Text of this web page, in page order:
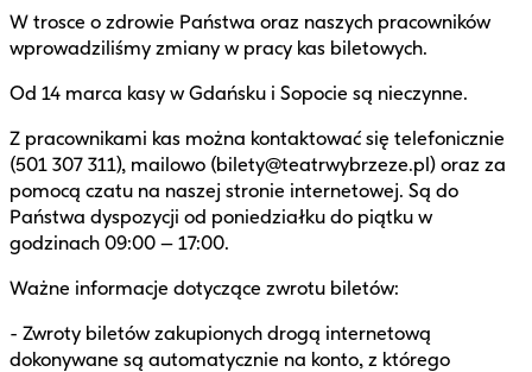
W trosce o zdrowie Państwa oraz naszych pracowników
wprowadziliśmy zmiany w pracy kas biletowych.
Od 14 marca kasy w Gdańsku i Sopocie są nieczynne.
Z pracownikami kas można kontaktować się telefonicznie
(501 307 311), mailowo (bilety@teatrwybrzeze.pl) oraz za
pomocą czatu na naszej stronie internetowej. Są do
Państwa dyspozycji od poniedziałku do piątku w
godzinach 09:00 – 17:00.
Ważne informacje dotyczące zwrotu biletów:
- Zwroty biletów zakupionych drogą internetową
dokonywane są automatycznie na konto, z którego